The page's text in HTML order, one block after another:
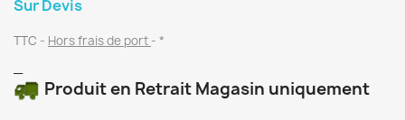
Sur Devis
TTC Hors frais de port *
Produit en Retrait Magasin uniquement